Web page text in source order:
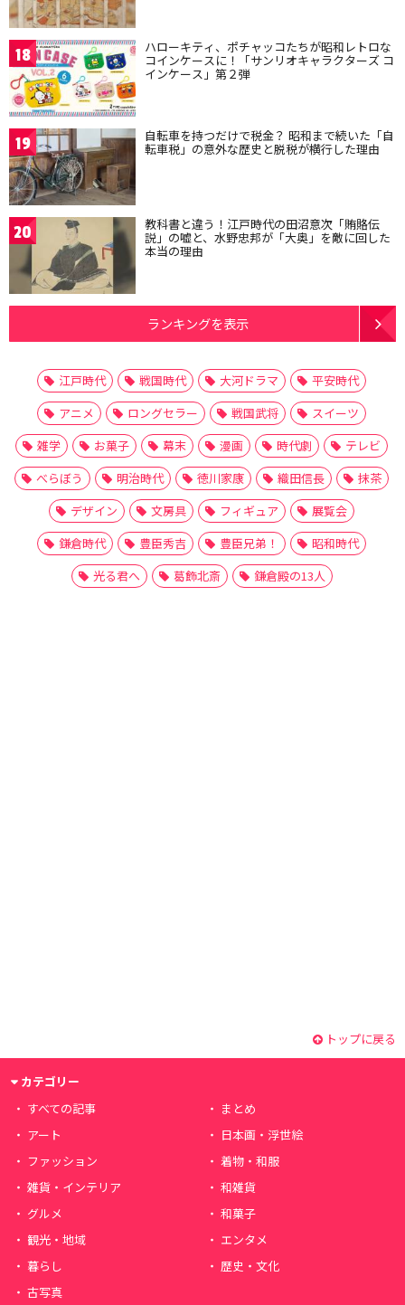
18 ハローキティ、ポチャッコたちが昭和レトロな
コインケースに！「サンリオキャラクターズ コ
インケース」第２弾
19 自転車を持つだけで税金？ 昭和まで続いた「自
転車税」の意外な歴史と脱税が横行した理由
20 教科書と違う！江戸時代の田沼意次「賄賂伝
説」の嘘と、水野忠邦が「大奥」を敵に回した
本当の理由
ランキングを表示
江戸時代 戦国時代 大河ドラマ
平安時代
アニメ
ロングセラー 戦国武将
スイーツ
雑学
お菓子 幕末 漫画 時代劇
テレビ
べらぼう
明治時代 徳川家康 織田信長
抹茶
デザイン
文房具 フィギュア
展覧会
鎌倉時代
豊臣秀吉 豊臣兄弟！
昭和時代
光る君へ
葛飾北斎 鎌倉殿の13人
トップに戻る
カテゴリー
すべての記事
まとめ
アート
日本画・浮世絵
ファッション
着物・和服
雑貨・インテリア
和雑貨
グルメ
和菓子
観光・地域
エンタメ
暮らし
歴史・文化
古写真